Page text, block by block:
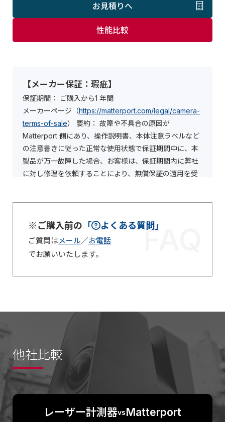
お見積りへ
性能比較
【メーカー保証：瑕疵】
保証期間： ご購入から1 年間
メーカーページ（https://matterport.com/legal/camera-
terms-of-sale） 要約： 故障や不具合の原因が
Matterport 側にあり、操作説明書、本体注意ラベルなど
の注意書きに従った正常な使用状態で保証期間中に、本
製品が万一故障した場合、お客様は、保証期間内に弊社
に対し修理を依頼することにより、無償保証の適用を受
した場合は保証期間内にあっても無償保証の適用を受け
ることができません。
ただし故意の場合は有償になります。
※参考
《Pro2：保証期間中に故障した時の手順》
不具合の状況を写真も合わせてメールで送ってくださ
弊社(リビングCG)へ送ってください。※送料は弊社が
FAQ
※ご購入前の 「 よくある質問」
ご質問はメール／お電話
でお願いいたします。
他社比較
レーザー計測器vsMatterport